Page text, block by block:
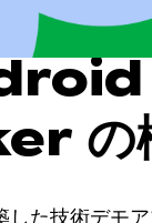
の
た技術デモ